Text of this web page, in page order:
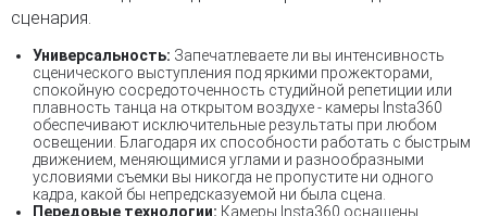
сценария.
Универсальность: Запечатлеваете ли вы интенсивность
сценического выступления под яркими прожекторами,
спокойную сосредоточенность студийной репетиции или
плавность танца на открытом воздухе - камеры Insta360
обеспечивают исключительные результаты при любом
освещении. Благодаря их способности работать с быстрым
движением, меняющимися углами и разнообразными
условиями съемки вы никогда не пропустите ни одного
кадра, какой бы непредсказуемой ни была сцена.
Передовые технологии: Камеры Insta360 оснащены